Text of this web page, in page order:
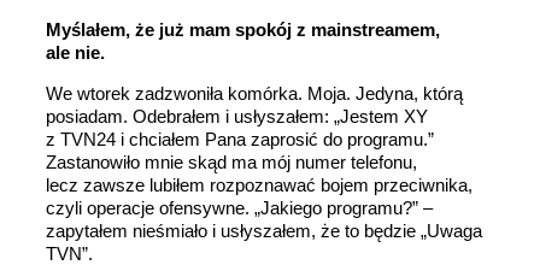
Myślałem, że już mam spokój z mainstreamem,
ale nie.
We wtorek zadzwoniła komórka. Moja. Jedyna, którą
posiadam. Odebrałem i usłyszałem: „Jestem XY
z TVN24 i chciałem Pana zaprosić do programu.”
Zastanowiło mnie skąd ma mój numer telefonu,
lecz zawsze lubiłem rozpoznawać bojem przeciwnika,
czyli operacje ofensywne. „Jakiego programu?” –
zapytałem nieśmiało i usłyszałem, że to będzie „Uwaga
TVN”.